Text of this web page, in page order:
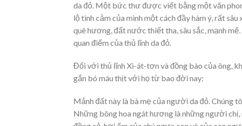
da đỏ. Một bức thư được viết bằng một văn
lộ tình cảm của mình một cách đầy hàm ý, rất
quê hương, đất nước thiết tha, sâu sắc, mạnh
quan điểm của thủ lĩnh da đỏ.
Đối với thủ lĩnh Xi-át-tơn và đồng bào của ông,
gắn bó máu thịt với họ từ bao đời nay:
Mảnh đất này là bà mẹ của người da đỏ. Chúng
Những bông hoa ngát hương là những người